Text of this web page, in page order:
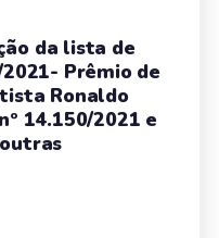
da lista de
Prêmio de
Ronaldo
14.150/2021 e